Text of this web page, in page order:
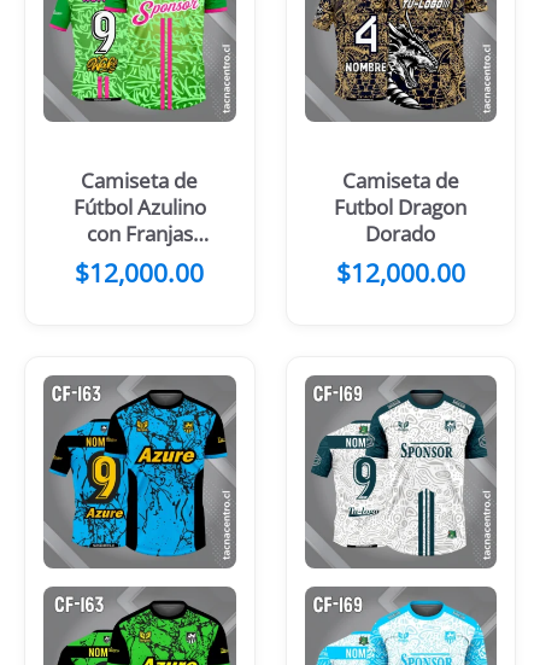
Camiseta de
Fútbol Azulino
con Franjas
Celestes en el
Centro
$12,000.00
Camiseta de
Futbol Dragon
Dorado
$12,000.00